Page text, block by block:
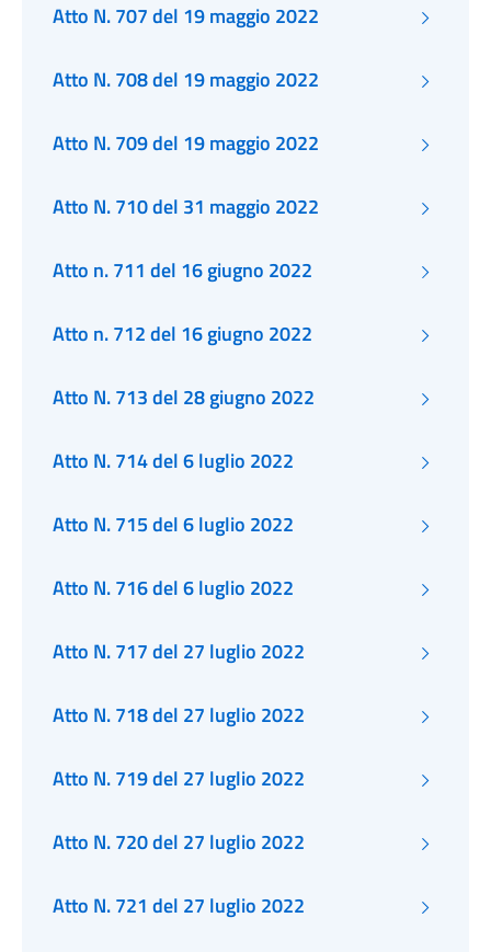
Atto N. 707 del 19 maggio 2022
Atto N. 708 del 19 maggio 2022
Atto N. 709 del 19 maggio 2022
Atto N. 710 del 31 maggio 2022
Atto n. 711 del 16 giugno 2022
Atto n. 712 del 16 giugno 2022
Atto N. 713 del 28 giugno 2022
Atto N. 714 del 6 luglio 2022
Atto N. 715 del 6 luglio 2022
Atto N. 716 del 6 luglio 2022
Atto N. 717 del 27 luglio 2022
Atto N. 718 del 27 luglio 2022
Atto N. 719 del 27 luglio 2022
Atto N. 720 del 27 luglio 2022
Atto N. 721 del 27 luglio 2022